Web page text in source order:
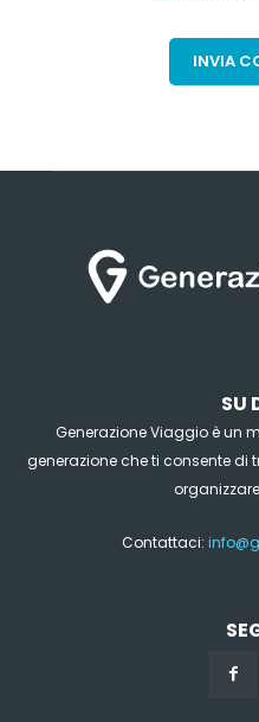
SU
Generazione Viaggio è un
generazione che ti consente di
Contattaci: